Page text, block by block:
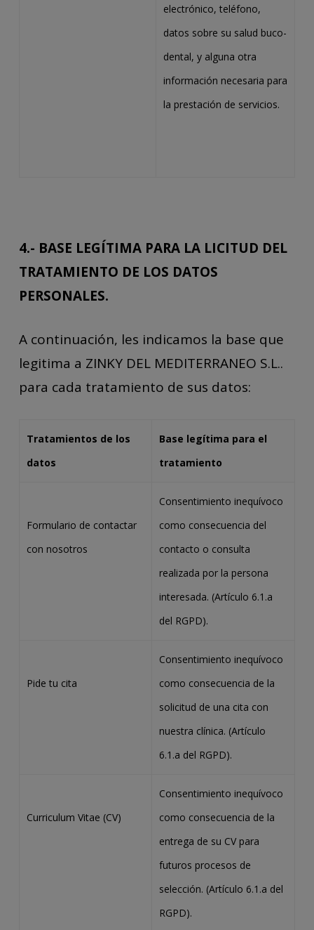
electrónico, teléfono,
datos sobre su salud buco-
dental, y alguna otra
información necesaria para
la prestación de servicios.
4.- BASE LEGÍTIMA PARA LA LICITUD DEL
TRATAMIENTO DE LOS DATOS
PERSONALES.
A continuación, les indicamos la base que
legitima a ZINKY DEL MEDITERRANEO S.L..
para cada tratamiento de sus datos:
Tratamientos de los
datos
Base legítima para el
tratamiento
Formulario de contactar
con nosotros
Consentimiento inequívoco
como consecuencia del
contacto o consulta
realizada por la persona
interesada. (Artículo 6.1.a
del RGPD).
Pide tu cita
Consentimiento inequívoco
como consecuencia de la
solicitud de una cita con
nuestra clínica. (Artículo
6.1.a del RGPD).
Curriculum Vitae (CV)
Consentimiento inequívoco
como consecuencia de la
entrega de su CV para
futuros procesos de
selección. (Artículo 6.1.a del
RGPD).